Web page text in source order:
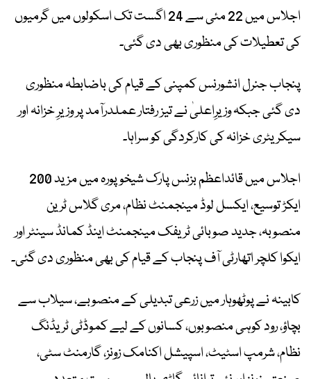
اجلاس میں 22 مئی سے 24 اگست تک اسکولوں میں گرمیوں
کی تعطیلات کی منظوری بھی دی گئی۔
پنجاب جنرل انشورنس کمپنی کے قیام کی باضابطہ منظوری
دی گئی جبکہ وزیرِاعلیٰ نے تیز رفتار عملدرآمد پر وزیرِ خزانہ اور
سیکریٹری خزانہ کی کارکردگی کو سراہا۔
اجلاس میں قائداعظم بزنس پارک شیخوپورہ میں مزید 200
ایکڑ توسیع، ایکسل لوڈ مینجمنٹ نظام، مری گلاس ٹرین
منصوبہ، جدید صوبائی ٹریفک مینجمنٹ اینڈ کمانڈ سینٹر اور
ایکوا کلچر اتھارٹی آف پنجاب کے قیام کی بھی منظوری دی گئی۔
کابینہ نے پوٹھوہار میں زرعی تبدیلی کے منصوبے، سیلاب سے
بچاؤ، رود کوہی منصوبوں، کسانوں کے لیے کموڈٹی ٹریڈنگ
نظام، شرمپ اسٹیٹ، اسپیشل اکنامک زونز، گارمنٹ سٹی،